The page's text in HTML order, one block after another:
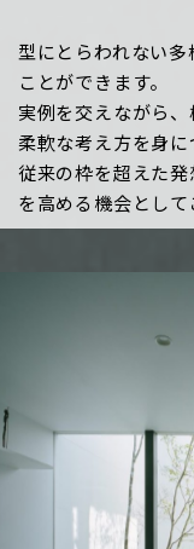
型にとらわれない
ことができます。
実例を交えながら
柔軟な考え方を身に
従来の枠を超えた
を高める機会として